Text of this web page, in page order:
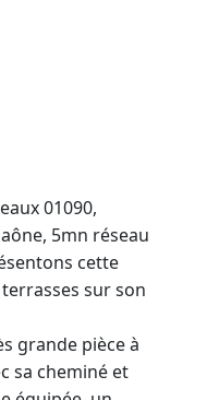
01090,
5mn réseau
cette
sur son
grande pièce à
sa cheminé et